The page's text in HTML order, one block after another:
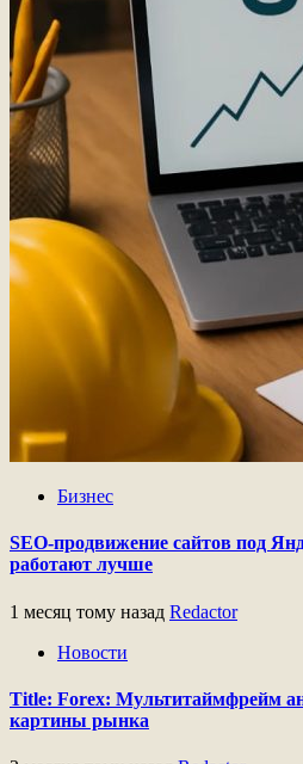
Бизнес
SEO-продвижение сайтов под
работают лучше
1 месяц тому назад Redactor
Новости
Title: Forex: Мультитаймфрейм
картины рынка